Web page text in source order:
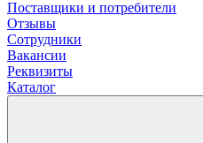
Поставщики и потребители
Отзывы
Сотрудники
Вакансии
Реквизиты
Каталог